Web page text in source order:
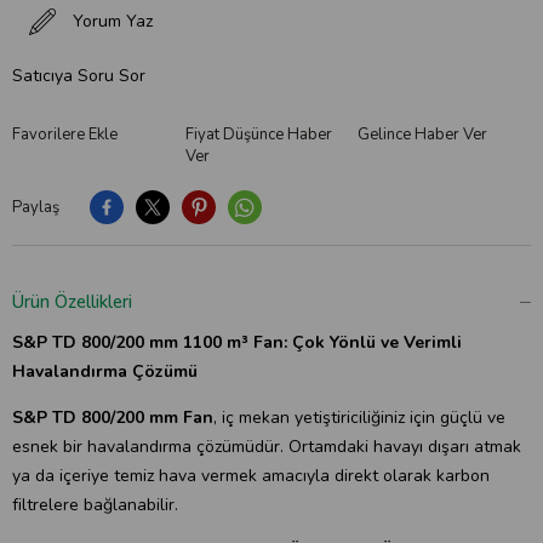
Paylaş
Favorilere Ekle
Fiyat Düşünce Haber
Ver
Gelince Haber Ver
Yorum Yaz
Satıcıya Soru Sor
Ürün Özellikleri
S&P TD 800/200 mm 1100 m³ Fan: Çok Yönlü ve Verimli
Havalandırma Çözümü
S&P TD 800/200 mm Fan, iç mekan yetiştiriciliğiniz için güçlü ve
esnek bir havalandırma çözümüdür. Ortamdaki havayı dışarı atmak
ya da içeriye temiz hava vermek amacıyla direkt olarak karbon
filtrelere bağlanabilir.